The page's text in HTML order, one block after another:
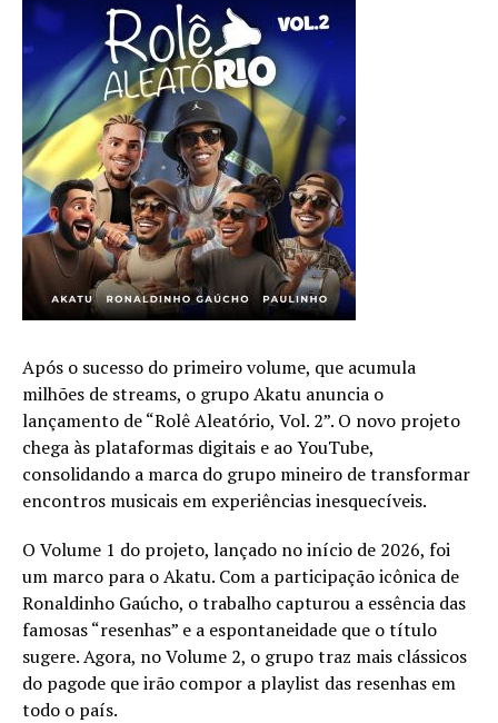
Após o sucesso do primeiro volume, que acumula
milhões de streams, o grupo Akatu anuncia o
lançamento de “Rolê Aleatório, Vol. 2”. O novo projeto
chega às plataformas digitais e ao YouTube,
consolidando a marca do grupo mineiro de transformar
encontros musicais em experiências inesquecíveis.
O Volume 1 do projeto, lançado no início de 2026, foi
um marco para o Akatu. Com a participação icônica de
Ronaldinho Gaúcho, o trabalho capturou a essência das
famosas “resenhas” e a espontaneidade que o título
sugere. Agora, no Volume 2, o grupo traz mais clássicos
do pagode que irão compor a playlist das resenhas em
todo o país.